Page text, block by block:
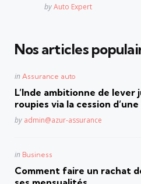
Posted
byAuto Expert
Nos articles
Posted
in Assurance auto
L’Inde ambitionne de lever
roupies via la cession
Posted
by admin@azur-assurance
Posted
in Business
Comment faire un rachat